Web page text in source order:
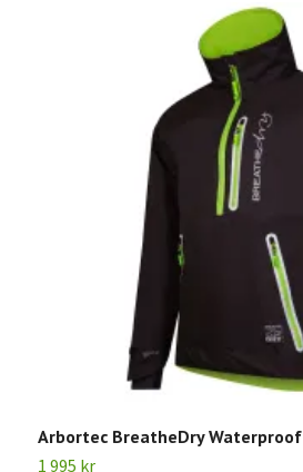
Arbortec BreatheDry
1 995 kr